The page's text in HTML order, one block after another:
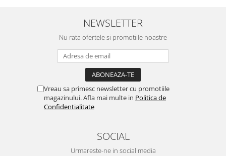
NEWSLETTER
Nu rata ofertele si promotiile noastre
Vreau sa primesc newsletter cu promotiile
magazinului. Afla mai multe in Politica de
Confidentialitate
SOCIAL
Urmareste-ne in social media